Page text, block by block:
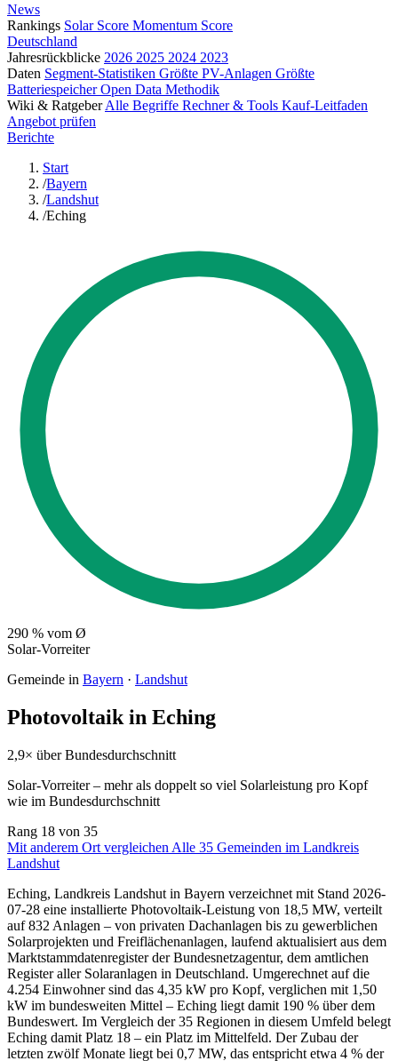
News
Rankings Solar Score Momentum Score
Deutschland
Jahresrückblicke 2026 2025 2024 2023
Daten Segment-Statistiken Größte PV-Anlagen Größte
BatteriespeicherOpen Data Methodik
Wiki & Ratgeber Alle Begriffe Rechner & Tools Kauf-Leitfaden
Angebot prüfen
Berichte
Start
/Bayern
/Landshut
/Eching
290 % vom Ø
Solar-Vorreiter
Gemeinde in Bayern · Landshut
Photovoltaik in Eching
2,9× über Bundesdurchschnitt
Solar-Vorreiter – mehr als doppelt so viel Solarleistung pro Kopf
wie im Bundesdurchschnitt
Rang 18 von 35
Mit anderem Ort vergleichen Alle 35 Gemeinden im Landkreis
Landshut
Eching, Landkreis Landshut in Bayern verzeichnet mit Stand 2026-
07-28 eine installierte Photovoltaik-Leistung von 18,5 MW, verteilt
auf 832 Anlagen – von privaten Dachanlagen bis zu gewerblichen
Solarprojekten und Freiflächenanlagen, laufend aktualisiert aus dem
Marktstammdatenregister der Bundesnetzagentur, dem amtlichen
Register aller Solaranlagen in Deutschland. Umgerechnet auf die
4.254 Einwohner sind das 4,35 kW pro Kopf, verglichen mit 1,50
kW im bundesweiten Mittel – Eching liegt damit 190 % über dem
Bundeswert. Im Vergleich der 35 Regionen in diesem Umfeld belegt
Eching damit Platz 18 – ein Platz im Mittelfeld. Der Zubau der
letzten zwölf Monate liegt bei 0,7 MW, das entspricht etwa 4 % der